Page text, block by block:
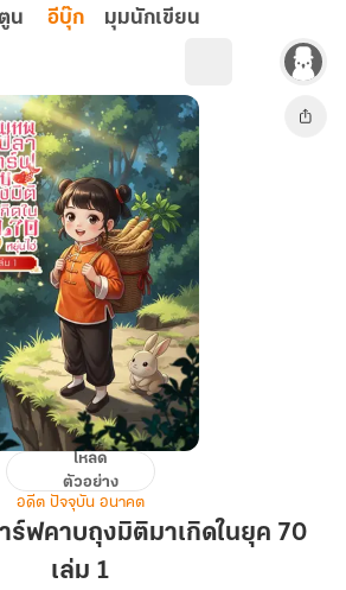
น อีบุ๊ก มุมนักเขียน
โหลด
ตัวอย่าง
อดีต ปัจจุบัน อนาคต
ร์ฟคาบถุงมิติมาเกิดในยุค 70
เล่ม 1